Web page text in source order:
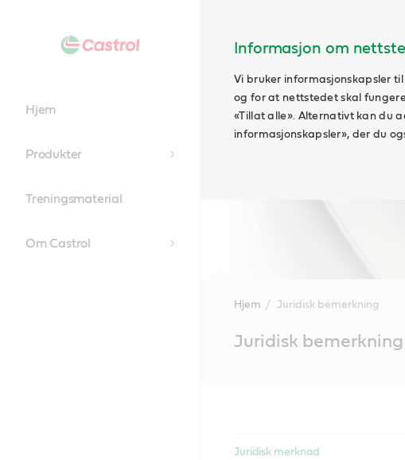
Informasjon om
Vi bruker informasjonskapsler
og for at nettstedet skal
«Tillat alle». Alternativt kan du
informasjonskapsler», der du
Hjem
Produkter
Treningsmaterial
Om Castrol
Hjem Juridisk bemerkning
ContentJuridisk bemerkning
Juridisk merknad